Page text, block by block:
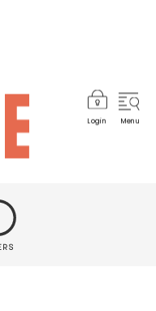
Login Menu